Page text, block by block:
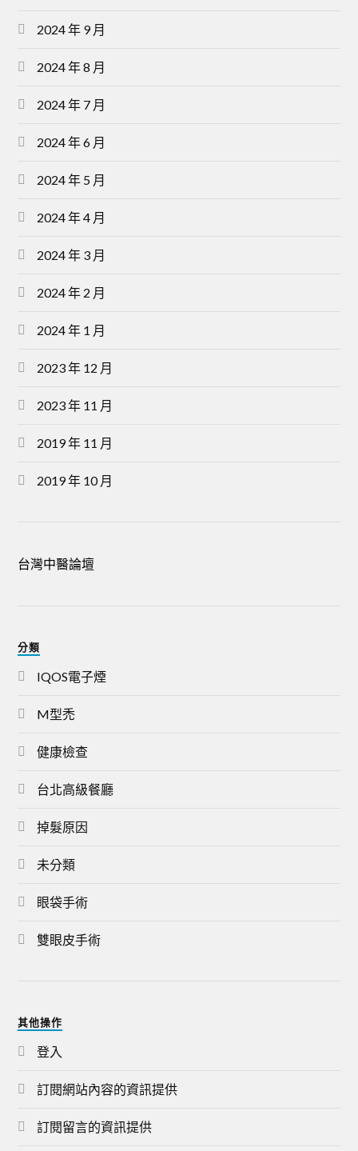
2024 年 9 月
2024 年 8 月
2024 年 7 月
2024 年 6 月
2024 年 5 月
2024 年 4 月
2024 年 3 月
2024 年 2 月
2024 年 1 月
2023 年 12 月
2023 年 11 月
2019 年 11 月
2019 年 10 月
台灣中醫論壇
分類
IQOS電子煙
M型禿
健康檢查
台北高級餐廳
掉髮原因
未分類
眼袋手術
雙眼皮手術
其他操作
登入
訂閱網站內容的資訊提供
訂閱留言的資訊提供